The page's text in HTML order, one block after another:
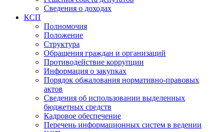
Сведения о доходах
КСП
Полномочия
Положение
Структура
Обращения граждан и организаций
Противодействие коррупции
Информация о закупках
Порядок обжалования нормативно-правовых
актов
Сведения об использовании выделенных
бюджетных средств
Кадровое обеспечение
Перечень информационных систем в ведении